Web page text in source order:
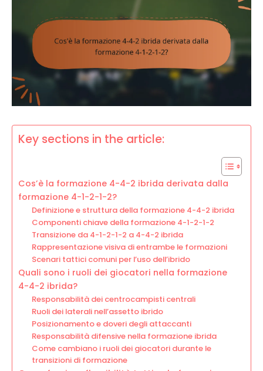
Key sections in the article:
Cos’è la formazione 4-4-2 ibrida derivata dalla
formazione 4-1-2-1-2?
Definizione e struttura della formazione 4-4-2 ibrida
Componenti chiave della formazione 4-1-2-1-2
Transizione da 4-1-2-1-2 a 4-4-2 ibrida
Rappresentazione visiva di entrambe le formazioni
Scenari tattici comuni per l’uso dell’ibrido
Quali sono i ruoli dei giocatori nella formazione
4-4-2 ibrida?
Responsabilità dei centrocampisti centrali
Ruoli dei laterali nell’assetto ibrido
Posizionamento e doveri degli attaccanti
Responsabilità difensive nella formazione ibrida
Come cambiano i ruoli dei giocatori durante le
transizioni di formazione